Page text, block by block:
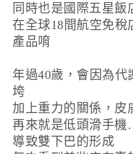
同時也是國際五星飯
在全球18間航空免稅
產品唷
年過40歲，會因為代
垮
加上重力的關係，皮
再來就是低頭滑手
導致雙下巴的形成